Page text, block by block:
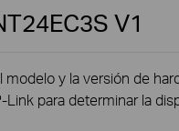
V1
modelo y la versión de
para determinar la